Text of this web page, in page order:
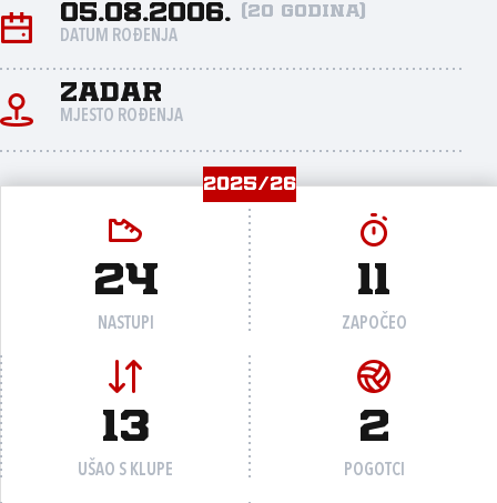
05.08.2006. (20 godina)
DATUM ROĐENJA
Zadar
MJESTO ROĐENJA
2025/26
24
NASTUPI
11
ZAPOČEO
13
UŠAO S KLUPE
2
POGOTCI